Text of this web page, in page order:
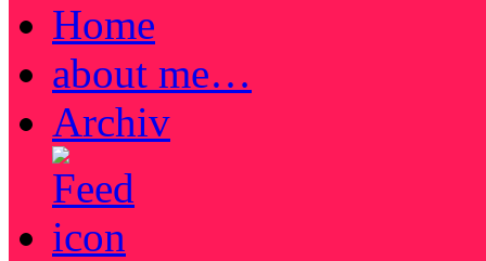
Home
about me…
Archiv